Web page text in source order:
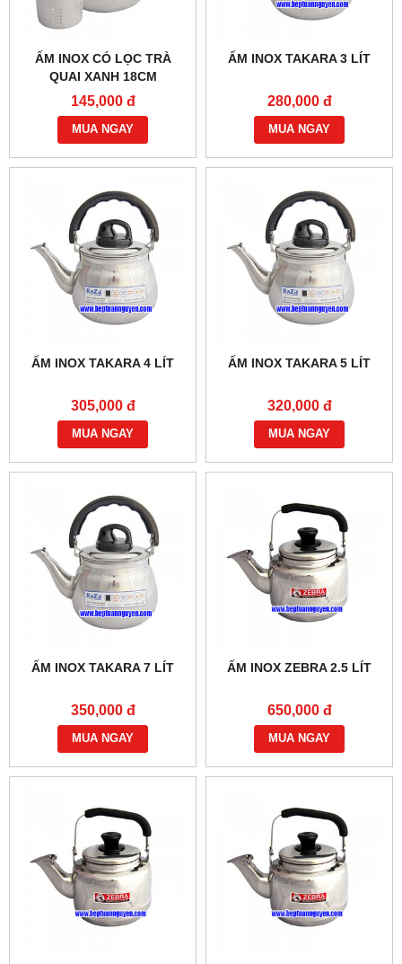
ẤM INOX CÓ LỌC TRÀ
QUAI XANH 18CM
145,000 đ
MUA NGAY
ẤM INOX TAKARA 3 LÍT
280,000 đ
MUA NGAY
ẤM INOX TAKARA 4 LÍT
305,000 đ
MUA NGAY
ẤM INOX TAKARA 5 LÍT
320,000 đ
MUA NGAY
ẤM INOX TAKARA 7 LÍT
350,000 đ
MUA NGAY
ẤM INOX ZEBRA 2.5 LÍT
650,000 đ
MUA NGAY